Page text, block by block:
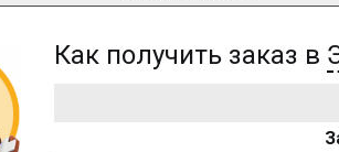
После того, как сумма Ваших заказов
все повторные заказы - 10%
Как получить заказ в